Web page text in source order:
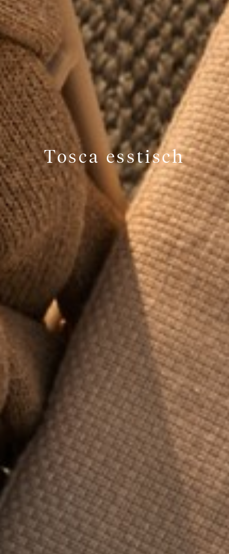
Tosca esstisch